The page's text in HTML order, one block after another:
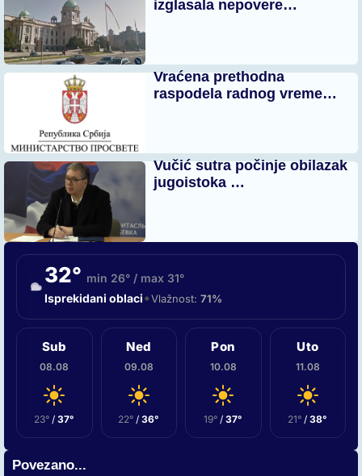
izglasala nepovere…
Vraćena prethodna
raspodela radnog vreme…
Vučić sutra počinje obilazak
jugoistoka …
32° min 26° / max 31°
Isprekidani oblaci•Vlažnost: 71%
Sub
08.08
23° /37°
Ned
09.08
22° /36°
Pon
10.08
19° /37°
Uto
11.08
21° /38°
Povezano...